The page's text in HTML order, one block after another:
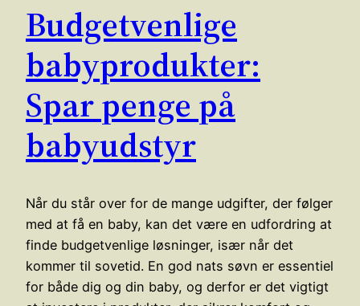
Budgetvenlige
babyprodukter:
Spar penge på
babyudstyr
Når du står over for de mange udgifter, der følger
med at få en baby, kan det være en udfordring at
finde budgetvenlige løsninger, især når det
kommer til sovetid. En god nats søvn er essentiel
for både dig og din baby, og derfor er det vigtigt